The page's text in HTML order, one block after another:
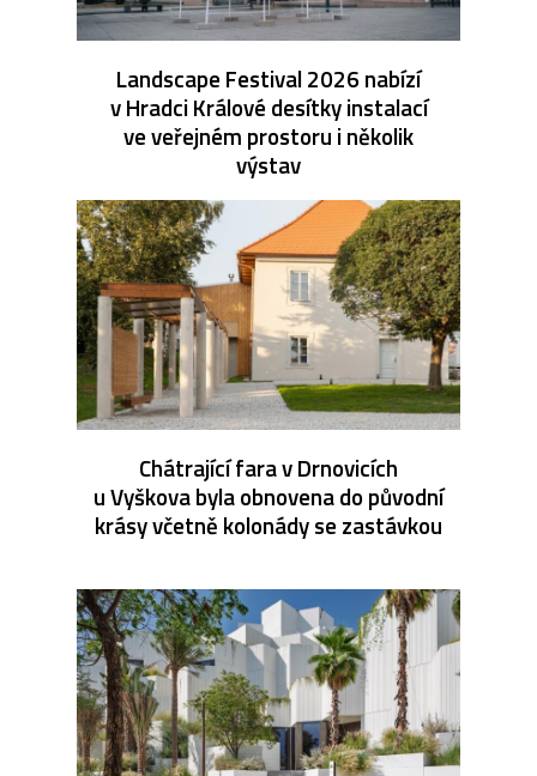
Landscape Festival 2026 nabízí
v Hradci Králové desítky instalací
ve veřejném prostoru i několik
výstav
Chátrající fara v Drnovicích
u Vyškova byla obnovena do původní
krásy včetně kolonády se zastávkou